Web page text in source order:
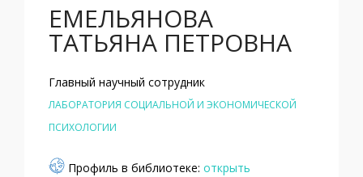
ЕМЕЛЬЯНОВА
ТАТЬЯНА ПЕТРОВНА
Главный научный сотрудник
ЛАБОРАТОРИЯ СОЦИАЛЬНОЙ И ЭКОНОМИЧЕСКОЙ
ПСИХОЛОГИИ
Профиль в библиотеке: открыть